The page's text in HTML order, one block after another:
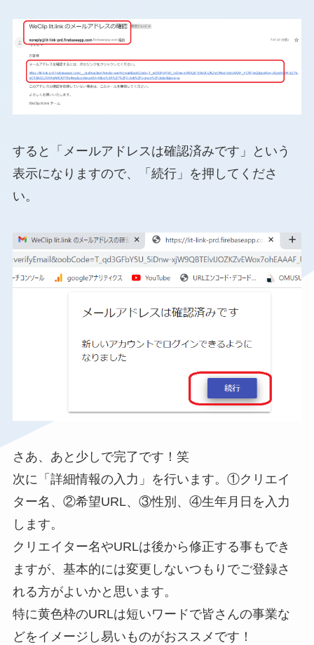
すると「メールアドレスは確認済みです」という
表示になりますので、「続行」を押してくださ
い。
さあ、あと少しで完了です！笑
次に「詳細情報の入力」を行います。①クリエイ
ター名、②希望URL、③性別、④生年月日を入力
します。
クリエイター名やURLは後から修正する事もでき
ますが、基本的には変更しないつもりでご登録さ
れる方がよいかと思います。
特に黄色枠のURLは短いワードで皆さんの事業な
どをイメージし易いものがおススメです！